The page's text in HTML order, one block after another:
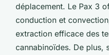
déplacement. Le Pax 3
conduction et
extraction efficace des
cannabinoïdes. De plus,